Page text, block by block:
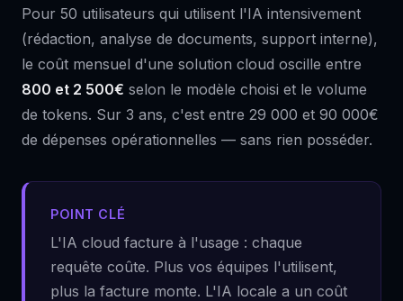
Pour 50 utilisateurs qui utilisent l'IA intensivement
(rédaction, analyse de documents, support interne),
le coût mensuel d'une solution cloud oscille entre
800 et 2 500€ selon le modèle choisi et le volume
de tokens. Sur 3 ans, c'est entre 29 000 et 90 000€
de dépenses opérationnelles — sans rien posséder.
POINT CLÉ
L'IA cloud facture à l'usage : chaque
requête coûte. Plus vos équipes l'utilisent,
plus la facture monte. L'IA locale a un coût